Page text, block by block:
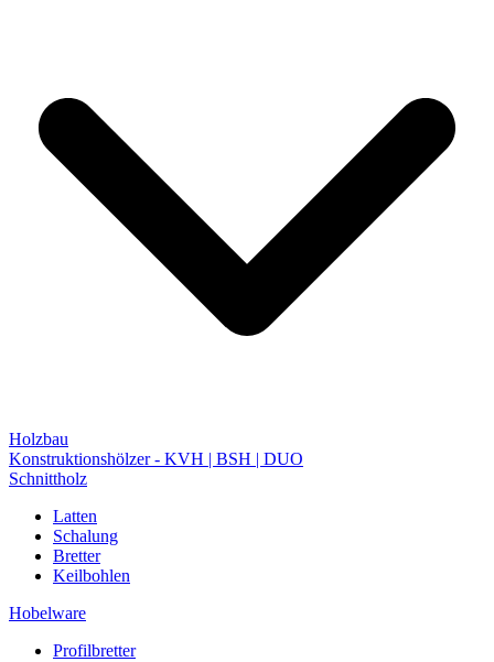
Holzbau
Konstruktionshölzer - KVH | BSH | DUO
Schnittholz
Latten
Schalung
Bretter
Keilbohlen
Hobelware
Profilbretter